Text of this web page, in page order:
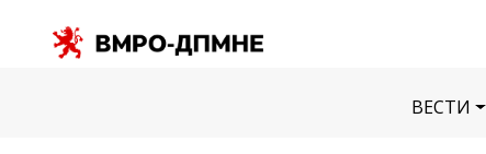
ВЕСТИ